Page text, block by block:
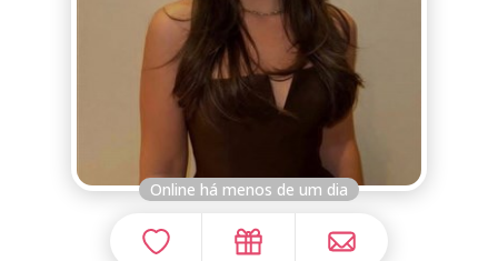
Online há menos de um dia